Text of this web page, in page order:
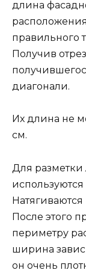
длина
правильного
Получив
диагонали.
Их длина не
см.
Для разметки
После этого
периметру
ширина
он очень